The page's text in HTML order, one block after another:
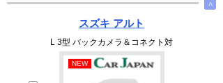
∧
スズキ アルト
L 3型 バックカメラ＆コネクト対
NEW